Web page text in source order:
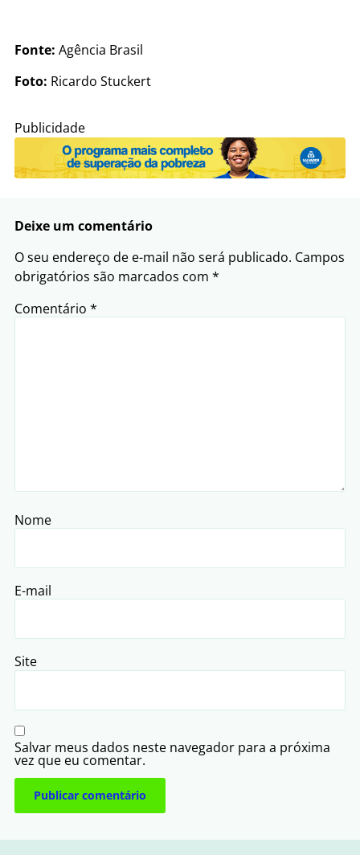
Fonte: Agência Brasil
Foto: Ricardo Stuckert
Publicidade
Deixe um comentário
O seu endereço de e-mail não será publicado. Campos
obrigatórios são marcados com *
Comentário *
Nome
E-mail
Site
Salvar meus dados neste navegador para a próxima
vez que eu comentar.